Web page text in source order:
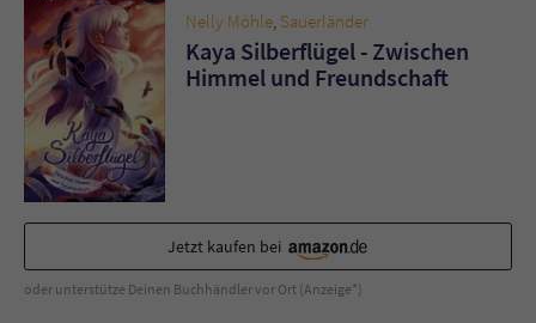
Nelly Möhle Sauerländer
Kaya Silberflügel - Zwischen
Himmel und Freundschaft
Jetzt kaufen bei
oder unterstütze Deinen Buchhändler vor Ort (Anzeige*)
überprüfen.